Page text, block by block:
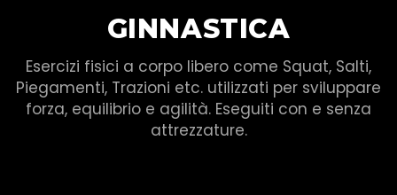
GINNASTICA
Esercizi fisici a corpo libero come Squat, Salti,
Piegamenti, Trazioni etc. utilizzati per sviluppare
forza, equilibrio e agilità. Eseguiti con e senza
attrezzature.